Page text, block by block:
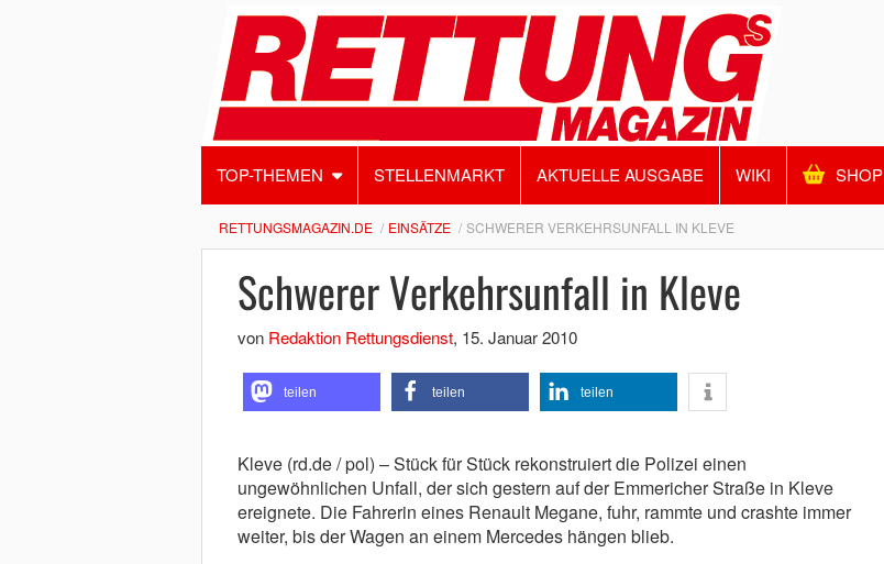
TOP-THEMEN STELLENMARKT AKTUELLE AUSGABE WIKI SHOP
RETTUNGSMAGAZIN.DE EINSÄTZE SCHWERER VERKEHRSUNFALL IN KLEVE
Schwerer Verkehrsunfall in Kleve
von Redaktion Rettungsdienst, 15. Januar 2010
teilen teilen teilen
Kleve (rd.de / pol) – Stück für Stück rekonstruiert die Polizei einen
ungewöhnlichen Unfall, der sich gestern auf der Emmericher Straße in Kleve
ereignete. Die Fahrerin eines Renault Megane, fuhr, rammte und crashte immer
weiter, bis der Wagen an einem Mercedes hängen blieb.